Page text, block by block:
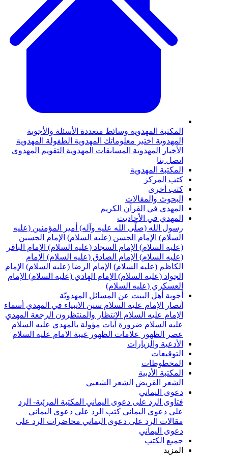
المهدويةوسائط متعددةالأسئلة والأجوبة
اختبر معلوماتك المهدويةالطفولة المهدوية
المهدويةالمسابقات المهدويةالتقويم المهدوي
المهدوية
والمقالات
في القرآن الكريم
في الأحاديث
الله (صلّى الله عليه وآله) أمير المؤمنين (عليه
الإمام الحسن (عليه السلام) الإمام الحسين
الإمام السجاد (عليه السلام) الإمام الباقر
الإمام الصادق (عليه السلام) الإمام
(عليه السلام) الإمام الرضا (عليه السلام) الإمام
(عليه السلام) الإمام الهادي (عليه السلام) الإمام
(عليه السلام)
أهل البيت عن المسائل المهدويّة
الإمام عليه السلامسنن الانبياء في المهديأسماء
عليه السلامالانتظار والمنتظرونالرجعةالمهدي
السلام ضرورة آيات مؤولة بالمهدي عليه السلام
علامات الظهورغيبة الامام عليه السلام
والزيارات
الأدبية
الشعر الشعبي
اليماني
الرد على دعوى اليماني المكتبة المرئية- الرد
دعوى اليماني كتب الرد على دعوى اليماني
الرد على دعوى اليماني محاضرات الرد على